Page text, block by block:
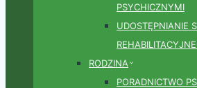
PSYCHICZNYMI
UDOSTĘPNIANIE
RODZINA
PORADNICTWO